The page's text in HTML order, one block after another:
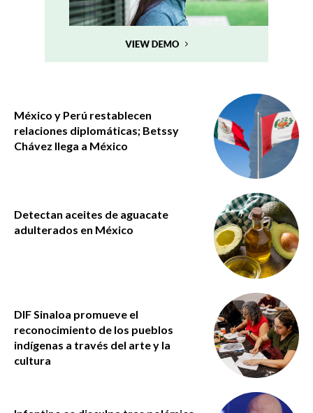
México y Perú restablecen
relaciones diplomáticas; Betssy
Chávez llega a México
Detectan aceites de aguacate
adulterados en México
DIF Sinaloa promueve el
reconocimiento de los pueblos
indígenas a través del arte y la
cultura